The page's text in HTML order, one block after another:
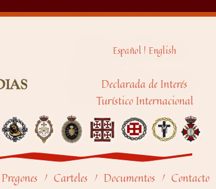
Español| English
Declarada de Interés
Turístico Internacional
Pregones / Carteles / Documentos / Contacto